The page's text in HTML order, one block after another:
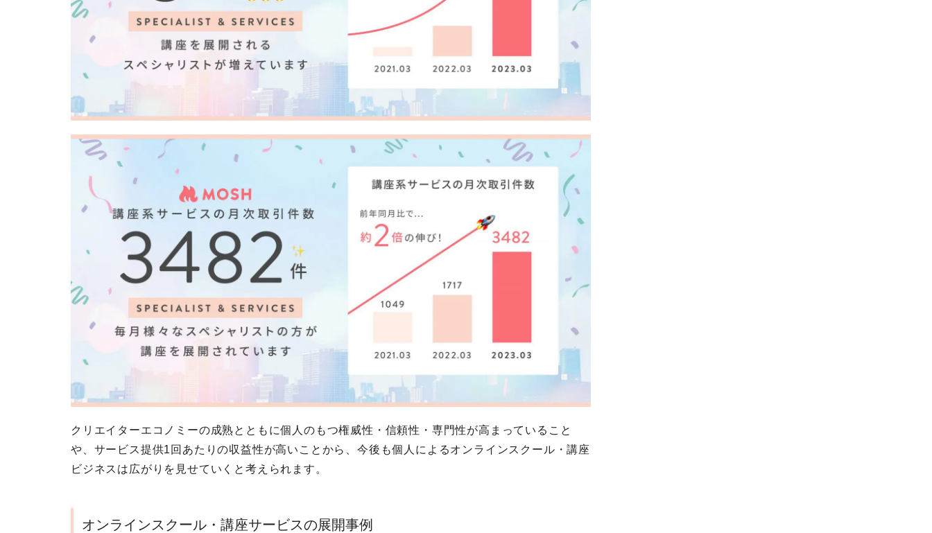
クリエイターエコノミーの成熟とともに個人のもつ権威性・信頼性・専門性が高まっていること
や、サービス提供1回あたりの収益性が高いことから、今後も個人によるオンラインスクール・講座
ビジネスは広がりを見せていくと考えられます。
オンラインスクール・講座サービスの展開事例